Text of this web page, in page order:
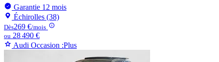
Garantie 12 mois
Échirolles (38)
Dès269 €/mois
ou 28 490 €
Audi Occasion :Plus